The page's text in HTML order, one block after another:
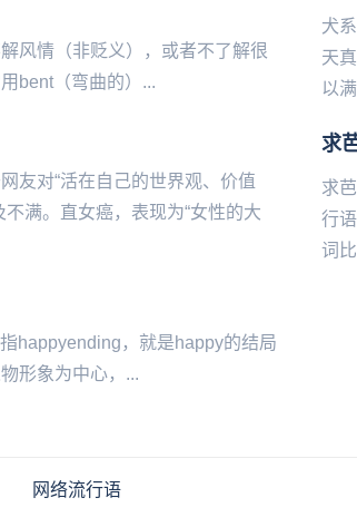
风情（非贬义），或者不了解很
bent（弯曲的）...
友对“活在自己的世界观、价值
满。直女癌，表现为“女性的大
happyending，就是happy的结局
形象为中心，...
犬
天
以
在...
求
求
行
词
网络流行语